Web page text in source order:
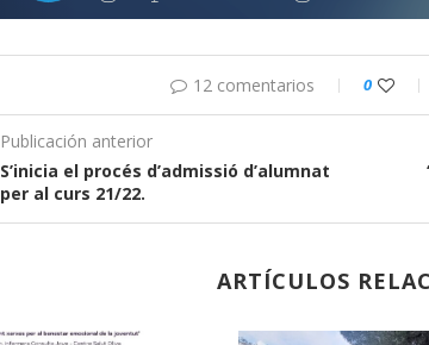
12 comentarios 0
Publicación anterior
S’inicia el procés d’admissió d’alumnat
per al curs 21/22.
ARTÍCULOS